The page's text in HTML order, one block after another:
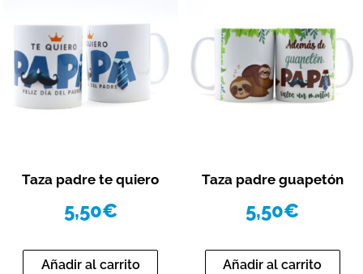
Taza padre te quiero
5,50€
Añadir al carrito
Taza padre guapetón
5,50€
Añadir al carrito